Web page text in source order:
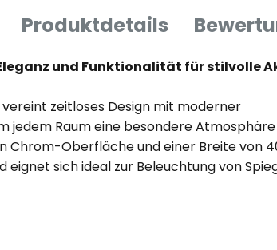
Produktdetails
und Funktionalität für stilvolle
zeitloses Design mit moderner
jedem Raum eine besondere Atmosphäre
Chrom-Oberfläche und einer Breite von
eignet sich ideal zur Beleuchtung von
sorgt für eine gleichmäßige und